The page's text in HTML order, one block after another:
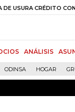
CRÉDITO
ANÁLISIS
ODINSA HOGAR